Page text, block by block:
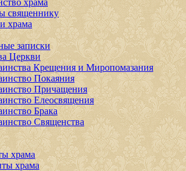
священнику
храма
записки
Церкви
Крещения и Миропомазания
Покаяния
Причащения
Елеосвящения
Брака
Священства
храма
храма